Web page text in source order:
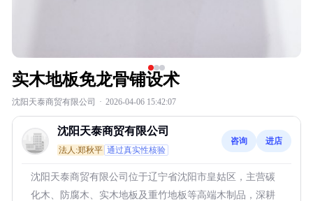
实木地板免龙骨铺设术
沈阳天泰商贸有限公司 · 2026-04-06 15:42:07
沈阳天泰商贸有限公司
法人:郑秋平 通过真实性核验
咨询 进店
沈阳天泰商贸有限公司位于辽宁省沈阳市皇姑区，主营碳
化木、防腐木、实木地板及重竹地板等高端木制品，深耕